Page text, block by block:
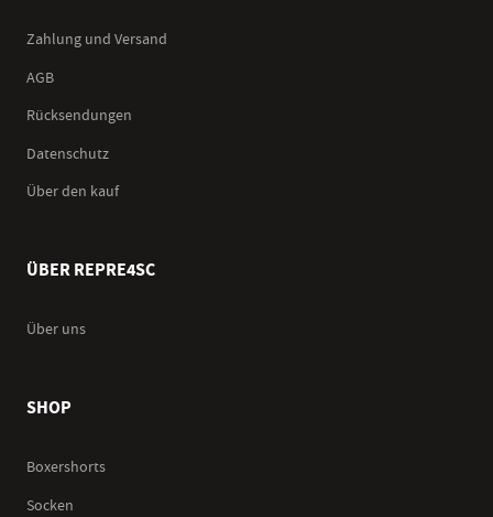
Zahlung und Versand
AGB
Rücksendungen
Datenschutz
Über den kauf
ÜBER REPRE4SC
Über uns
SHOP
Boxershorts
Socken